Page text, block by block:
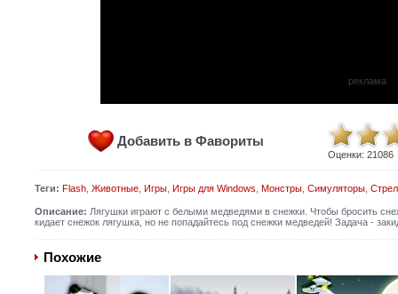
реклама
Добавить в Фавориты
Оценки: 21086
Теги: Flash, Животные, Игры, Игры для Windows Монстры, Симуляторы,
Описание: Лягушки играют с белыми медведями в снежки. Чтобы бросить
кидает снежок лягушка, но не попадайтесь под снежки медведей! Задача -
Похожие